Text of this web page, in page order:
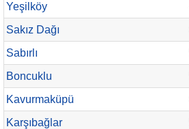
Yeşilköy
Sakız Dağı
Sabırlı
Boncuklu
Kavurmaküpü
Karşıbağlar